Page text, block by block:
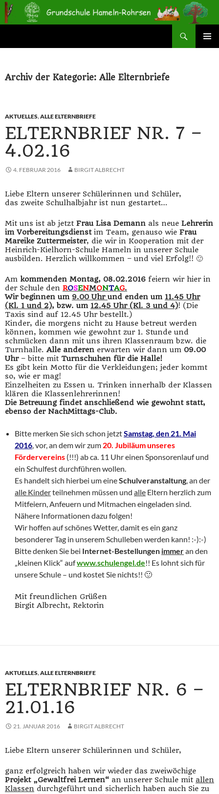
Zum
Inhalt
Archiv der Kategorie: Alle Elternbriefe
AKTUELLES,ALLE ELTERNBRIEFE
ELTERNBRIEF NR. 7 –
4.02.16
4. FEBRUAR 2016 BIRGIT ALBRECHT
Liebe Eltern unserer Schülerinnen und Schüler,
das zweite Schulhalbjahr ist nun gestartet…
Mit uns ist ab jetzt Frau Lisa Demann als neue Lehrerin
im Vorbereitungsdienstim Team, genauso wie Frau
Mareike Zuttermeister, die wir in Kooperation mit der
Heinrich-Kielhorn-Schule Hameln in unserer Schule
ausbilden. Herzlich willkommen – und viel Erfolg!! 🙂
Am kommenden Montag, 08.02.2016 feiern wir hier in
der Schule den ROSENMONTAG.
Wir beginnen um 9.00 Uhr und enden um 11.45 Uhr
(Kl. 1 und 2), bzw. um 12.45 Uhr (Kl. 3 und 4)! (Die
Taxis sind auf 12.45 Uhr bestellt.)
Kinder, die morgens nicht zu Hause betreut werden
können, kommen wie gewohnt zur 1. Stunde und
schmücken dann mit uns ihren Klassenraum bzw. die
Turnhalle. Alle anderen erwarten wir dann um 09.00
Uhr – bitte mit Turnschuhen für die Halle!
Es gibt kein Motto für die Verkleidungen; jeder kommt
so, wie er mag!
Einzelheiten zu Essen u. Trinken innerhalb der Klassen
klären die Klassenlehrerinnen!
Die Betreuung findet anschließend wie gewohnt statt,
ebenso der NachMittags-Club.
Bitte merken Sie sich schon jetztSamstag, den 21. Mai
2016, vor, an dem wir zum 20. Jubiläum unseres
Fördervereins (!!!) ab ca. 11 Uhr einen Sponsorenlauf und
ein Schulfest durchführen wollen.
Es handelt sich hierbei um eineSchulveranstaltung, an der
alle Kinderteilnehmen müssen und alle Eltern herzlich zum
Mitfeiern, Anfeuern und Mitmachen eingeladen sind.
Nähere Informationen dazu folgen!
Wir hoffen auf schönes Wetter, damit es ein ganz
besonderer Tag in unserem Schulleben werden kann! :-):-)
Bitte denken Sie bei Internet-Bestellungen immeran den
„kleinen Klick“ aufwww.schulengel.de!! Es lohnt sich für
unsere Schule – und kostet Sie nichts!! 🙂
Mit freundlichen Grüßen
Birgit Albrecht, Rektorin
AKTUELLES,ALLE ELTERNBRIEFE
ELTERNBRIEF NR. 6 –
21.01.16
21. JANUAR 2016 BIRGIT ALBRECHT
Liebe Eltern unserer Schülerinnen und Schüler,
ganz erfolgreich haben wir wieder das zweiwöchige
Projekt „Gewaltfrei Lernen“ an unserer Schule mit allen
Klassen durchgeführt und sicherlich haben auch Sie zu